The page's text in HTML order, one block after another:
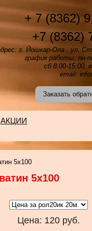
+ 7 (8362)
+7 (8362)
г. Йошкар-Ола , ул.
график работы: пн-
сб 8.00-15.00,
email:
Заказать
АКЦИИ
5х100
5х100
Цена: 120 руб.